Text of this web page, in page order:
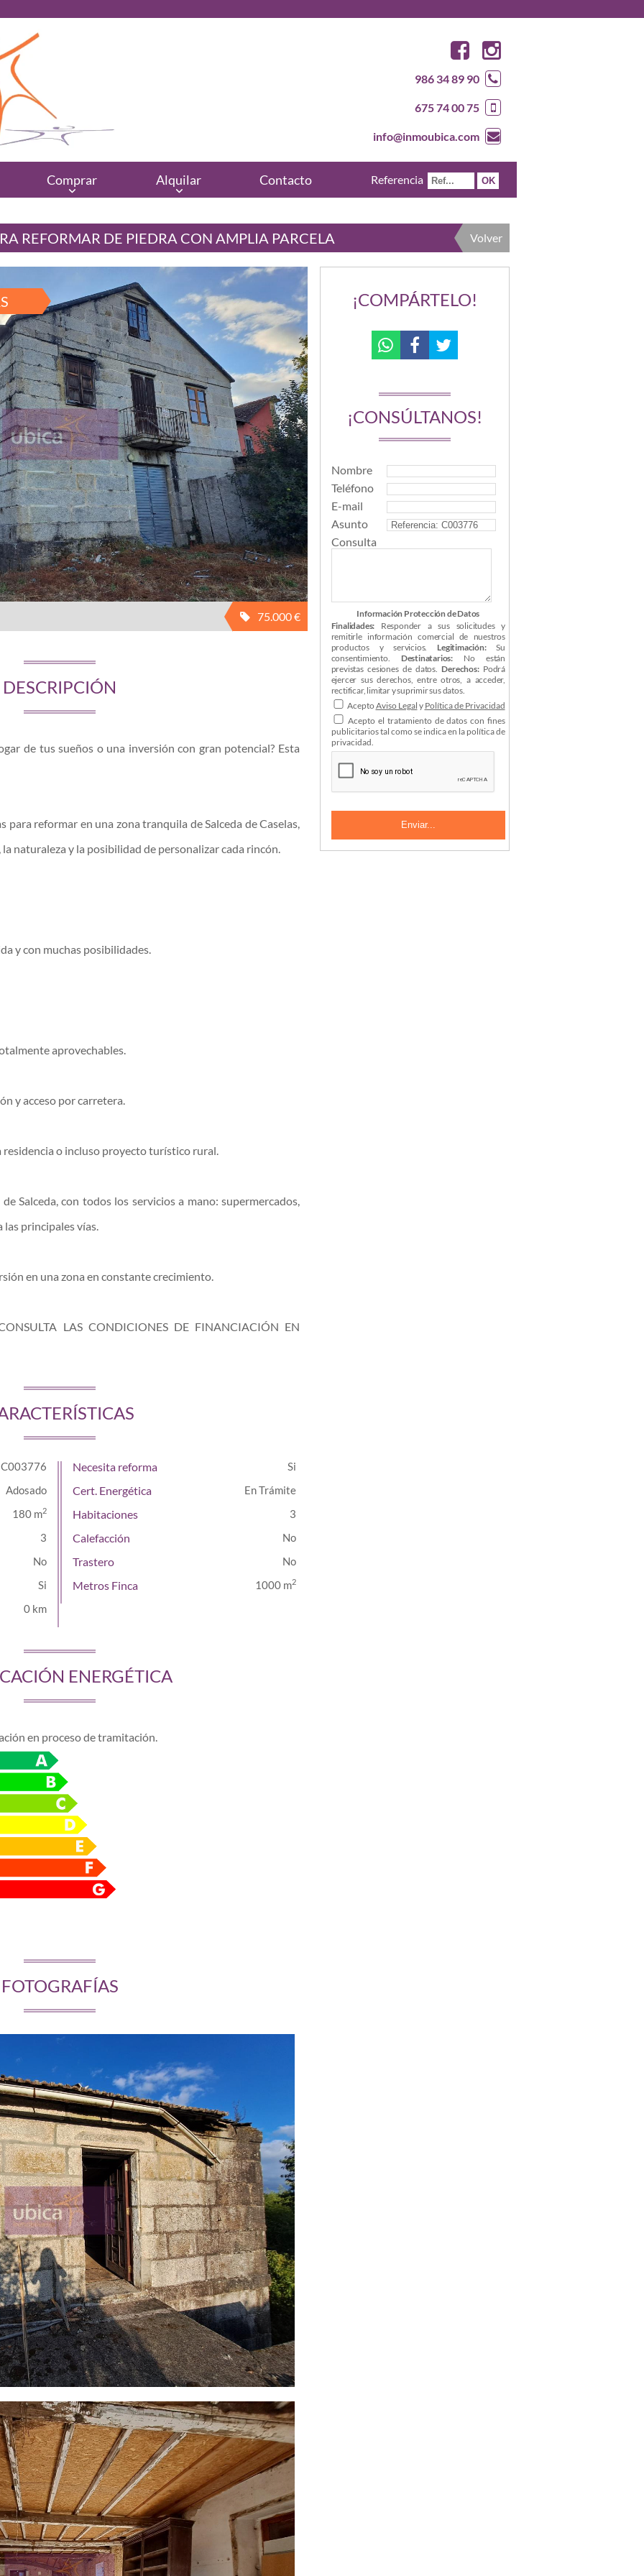
986 34 89 90
675 74 00 75
info@inmoubica.com
Comprar Alquilar Contacto Referencia
REFORMAR DE PIEDRA CON AMPLIA PARCELA Volver
75.000 €
DESCRIPCIÓN
de tus sueños o una inversión con gran potencial? Esta
para reformar en una zona tranquila de Salceda de Caselas,
naturaleza y la posibilidad de personalizar cada rincón.
y con muchas posibilidades.
aprovechables.
y acceso por carretera.
o incluso proyecto turístico rural.
Salceda, con todos los servicios a mano: supermercados,
las principales vías.
en una zona en constante crecimiento.
LAS CONDICIONES DE FINANCIACIÓN EN
C003776
Necesita reforma
Adosado Cert. Energética En Trámite
180 m2 Habitaciones 3
3
Calefacción
Trastero
Metros Finca 1000 m2
0 km
ENERGÉTICA
en proceso de tramitación.
FOTOGRAFÍAS
¡COMPÁRTELO!
¡CONSÚLTANOS!
Nombre
Teléfono
E-mail
Asunto
Consulta
Información Protección de Datos
Finalidades: Responder a sus solicitudes y
remitirle información comercial de nuestros
productos y servicios. Legitimación:Su
consentimiento. Destinatarios:No están
previstas cesiones de datos. Derechos:Podrá
ejercer sus derechos, entre otros, a acceder,
rectificar, limitar y suprimir sus datos.
Acepto Aviso Legal y Política de Privacidad
Acepto el tratamiento de datos con fines
publicitarios tal como se indica en la política de
privacidad.